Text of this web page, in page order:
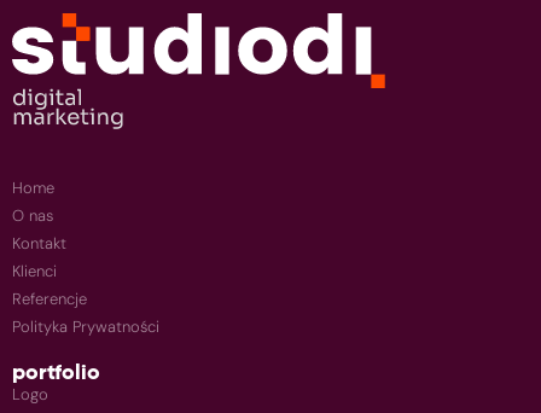
Home
O nas
Kontakt
Klienci
Referencje
Polityka Prywatności
portfolio
Logo